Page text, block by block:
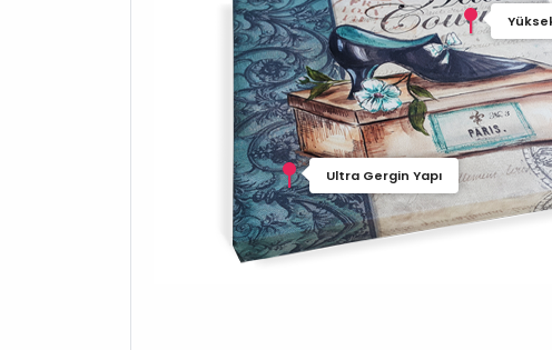
Ultra Gergin Yapı